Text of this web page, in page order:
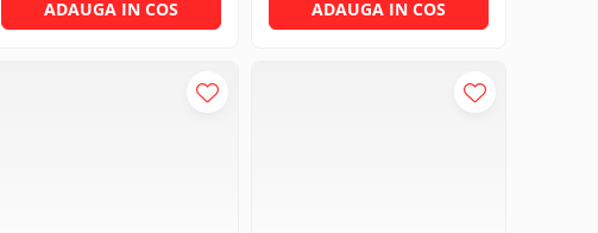
ADAUGA IN COS ADAUGA IN COS